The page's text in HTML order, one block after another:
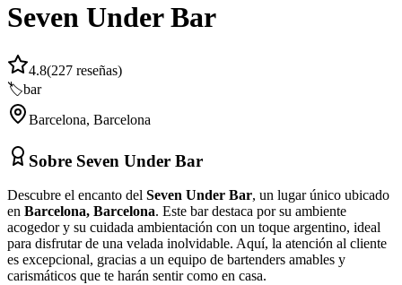
Seven Under Bar
4.8(227 reseñas)
🏷️bar
Barcelona, Barcelona
Sobre Seven Under Bar
Descubre el encanto del Seven Under Bar, un lugar único ubicado
en Barcelona, Barcelona. Este bar destaca por su ambiente
acogedor y su cuidada ambientación con un toque argentino, ideal
para disfrutar de una velada inolvidable. Aquí, la atención al cliente
es excepcional, gracias a un equipo de bartenders amables y
carismáticos que te harán sentir como en casa.